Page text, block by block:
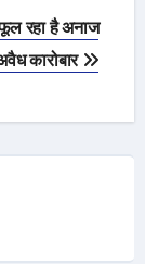
रहा है अनाज
कारोबार